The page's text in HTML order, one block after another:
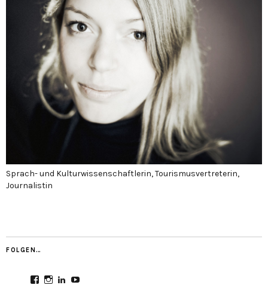
Sprach- und Kulturwissenschaftlerin, Tourismusvertreterin,
Journalistin
FOLGEN…
ProfilProfilProfilProfil